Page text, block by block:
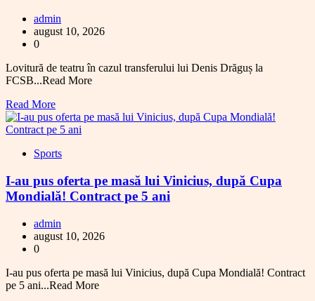
admin
august 10, 2026
0
Lovitură de teatru în cazul transferului lui Denis Drăguș la
FCSB...Read More
Read More
Sports
I-au pus oferta pe masă lui Vinicius, după Cupa
Mondială! Contract pe 5 ani
admin
august 10, 2026
0
I-au pus oferta pe masă lui Vinicius, după Cupa Mondială! Contract
pe 5 ani...Read More